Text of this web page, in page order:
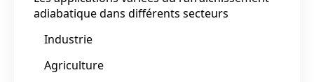
adiabatique dans différents secteurs
Industrie
Agriculture